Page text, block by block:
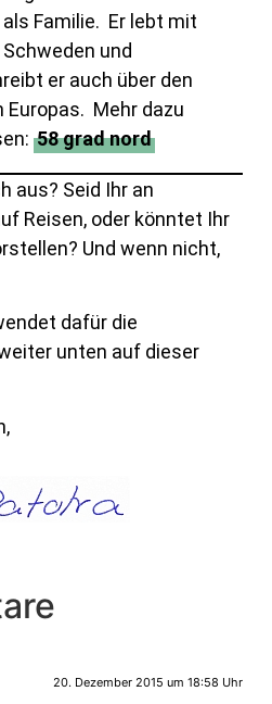
Familie. Er lebt mit
und
er auch über den
Europas. Mehr dazu
58 grad nord
aus? Seid Ihr an
Reisen, oder könntet Ihr
Und wenn nicht,
dafür die
unten auf dieser
20. Dezember 2015 um 18:58 Uhr